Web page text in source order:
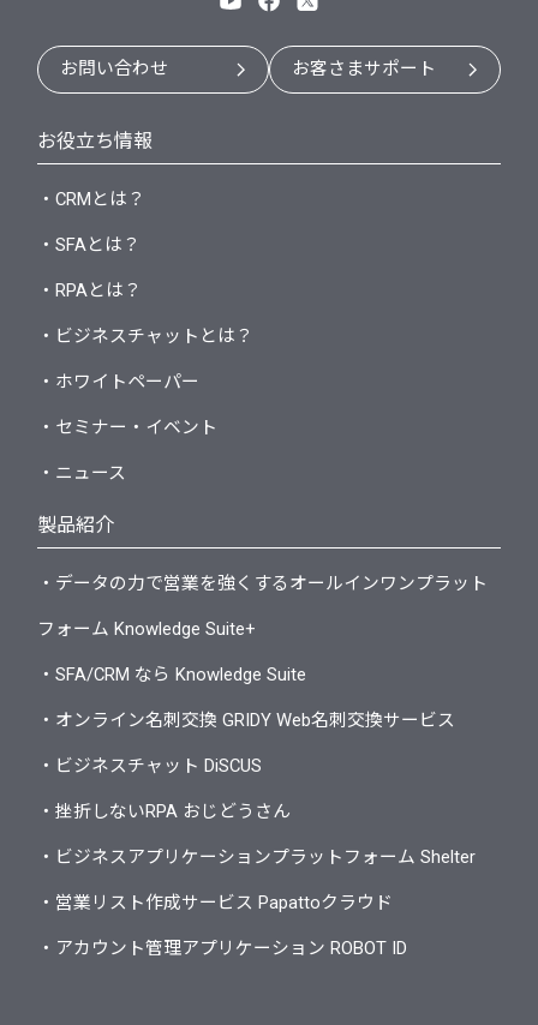
お問い合わせ お客さまサポート
お役立ち情報
・CRMとは？
・SFAとは？
・RPAとは？
・ビジネスチャットとは？
・ホワイトペーパー
・セミナー・イベント
・ニュース
製品紹介
・データの力で営業を強くするオールインワンプラット
フォーム Knowledge Suite+
・SFA/CRM なら Knowledge Suite
・オンライン名刺交換 GRIDY Web名刺交換サービス
・ビジネスチャット DiSCUS
・挫折しないRPA おじどうさん
・ビジネスアプリケーションプラットフォーム Shelter
・営業リスト作成サービス Papattoクラウド
・アカウント管理アプリケーション ROBOT ID